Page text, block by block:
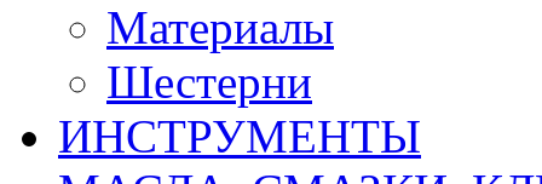
Материалы
Шестерни
ИНСТРУМЕНТЫ